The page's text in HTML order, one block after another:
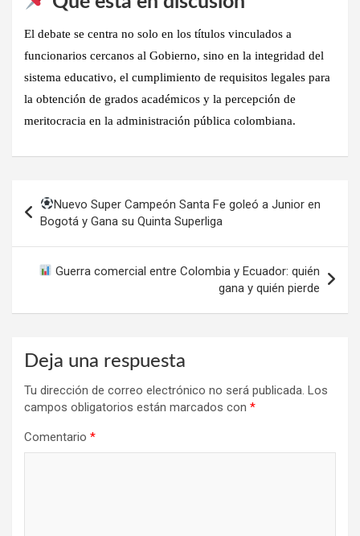
El debate se centra no solo en los títulos vinculados a
funcionarios cercanos al Gobierno, sino en la integridad del
sistema educativo, el cumplimiento de requisitos legales para
la obtención de grados académicos y la percepción de
meritocracia en la administración pública colombiana.
de
entradas
Nuevo Super Campeón Santa Fe goleó a Junior en
Bogotá y Gana su Quinta Superliga
Guerra comercial entre Colombia y Ecuador: quién
gana y quién pierde
Deja una respuesta
Tu dirección de correo electrónico no será publicada. Los
campos obligatorios están marcados con *
Comentario *